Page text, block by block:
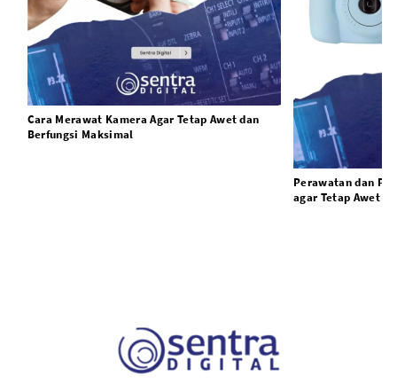
Cara Merawat Kamera Agar Tetap Awet dan
Berfungsi Maksimal
Perawatan dan
agar Tetap Awet